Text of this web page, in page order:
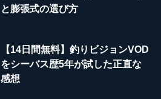
と膨張式の選び方
【14日間無料】釣りビジョンVOD
をシーバス歴5年が試した正直な
感想